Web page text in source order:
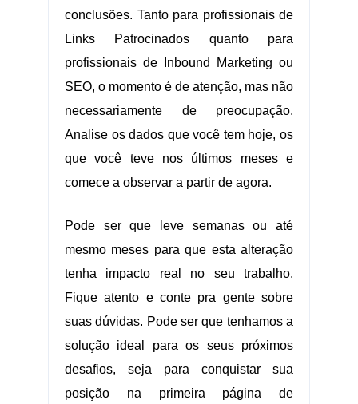
conclusões. Tanto para profissionais de
Links Patrocinados quanto para
profissionais de Inbound Marketing ou
SEO, o momento é de atenção, mas não
necessariamente de preocupação.
Analise os dados que você tem hoje, os
que você teve nos últimos meses e
comece a observar a partir de agora.
Pode ser que leve semanas ou até
mesmo meses para que esta alteração
tenha impacto real no seu trabalho.
Fique atento e conte pra gente sobre
suas dúvidas. Pode ser que tenhamos a
solução ideal para os seus próximos
desafios, seja para conquistar sua
posição na primeira página de